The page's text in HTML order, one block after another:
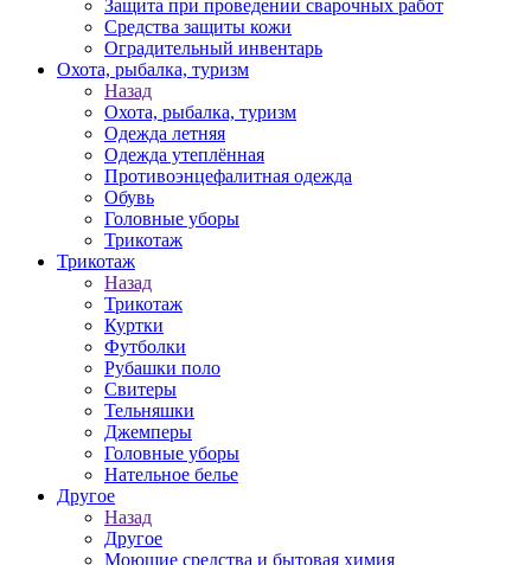
Защита при проведении сварочных работ
Средства защиты кожи
Оградительный инвентарь
Охота, рыбалка, туризм
Назад
Охота, рыбалка, туризм
Одежда летняя
Одежда утеплённая
Противоэнцефалитная одежда
Обувь
Головные уборы
Трикотаж
Трикотаж
Назад
Трикотаж
Куртки
Футболки
Рубашки поло
Свитеры
Тельняшки
Джемперы
Головные уборы
Нательное белье
Другое
Назад
Другое
Моющие средства и бытовая химия